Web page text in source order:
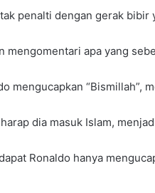
penalti dengan gerak
mengomentari apa yang
mengucapkan “Bismillah”,
dia masuk Islam,
Ronaldo hanya